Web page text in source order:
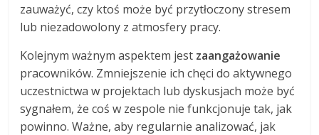
zauważyć, czy ktoś może być przytłoczony stresem
lub niezadowolony z atmosfery pracy.
Kolejnym ważnym aspektem jest zaangażowanie
pracowników. Zmniejszenie ich chęci do aktywnego
uczestnictwa w projektach lub dyskusjach może być
sygnałem, że coś w zespole nie funkcjonuje tak, jak
powinno. Ważne, aby regularnie analizować, jak